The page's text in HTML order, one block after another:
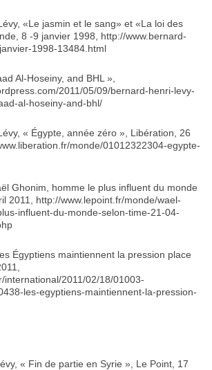
«Le jasmin et le sang» et «La loi des
8 -9 janvier 1998, http://www.bernard-
1998-13484.html
Al-Hoseiny, and BHL »,
2011/05/09/bernard-henri-levy-
al-hoseiny-and-bhl/
« Égypte, année zéro », Libération, 26
monde/01012322304-egypte-
Ghonim, homme le plus influent du monde
2011, http://www.lepoint.fr/monde/wael-
influent-du-monde-selon-time-21-04-
Égyptiens maintiennent la pression place
international/2011/02/18/01003-
les-egyptiens-maintiennent-la-pression-
« Fin de partie en Syrie », Le Point, 17